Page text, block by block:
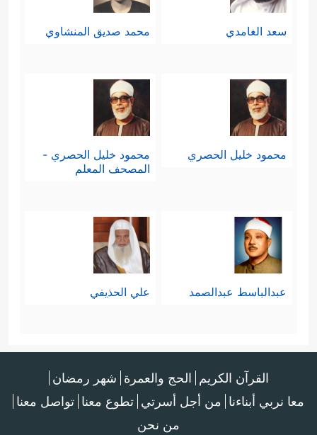
سعد الغامدي محمد صديق المنشاوي
محمود خليل الحصري
محمود خليل الحصري -
المصحف المعلم
عبدالباسط عبدالصمد علي الحذيفي
القرآن الكريم الحج والعمرة شهر رمضان
معا نربي أبناءنا من أجل أسرتي تطوع معنا تواصل معنا
من نحن